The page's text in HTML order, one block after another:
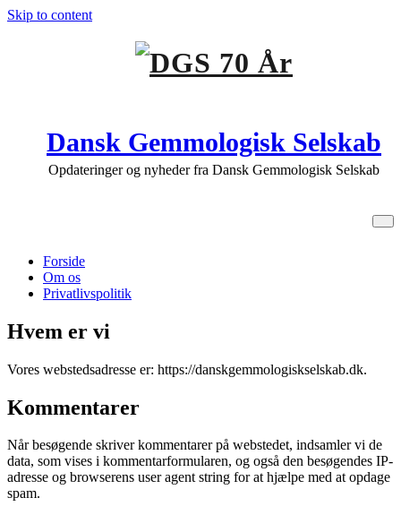
Skip to content
Dansk Gemmologisk Selskab
Opdateringer og nyheder fra Dansk Gemmologisk Selskab
Forside
Om os
Privatlivspolitik
Hvem er vi
Vores webstedsadresse er: https://danskgemmologiskselskab.dk.
Kommentarer
Når besøgende skriver kommentarer på webstedet, indsamler vi de
data, som vises i kommentarformularen, og også den besøgendes IP-
adresse og browserens user agent string for at hjælpe med at opdage
spam.